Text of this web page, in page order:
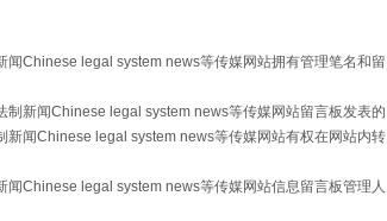
让传统村落焕发生机
Chinese legal system news等传媒网站拥有管理笔名和留
新闻Chinese legal system news等传媒网站留言板发表的
闻Chinese legal system news等传媒网站有权在网站内转
Chinese legal system news等传媒网站信息留言板管理人